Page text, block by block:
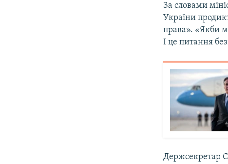
За словами
України
права». «Якби
І це питання
Держсекретар